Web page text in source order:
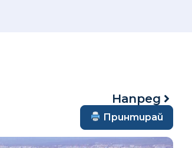
Напред
Принтирай